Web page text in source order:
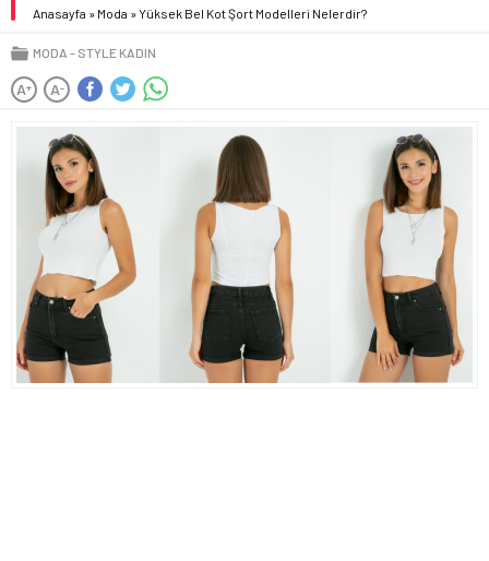
Anasayfa » Moda »Yüksek Bel Kot Şort Modelleri Nelerdir?
MODA STYLE KADIN
A+ A-